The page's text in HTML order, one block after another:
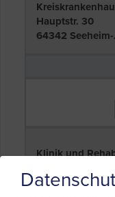
Hauptstr. 30
64342
Klinik und
37194